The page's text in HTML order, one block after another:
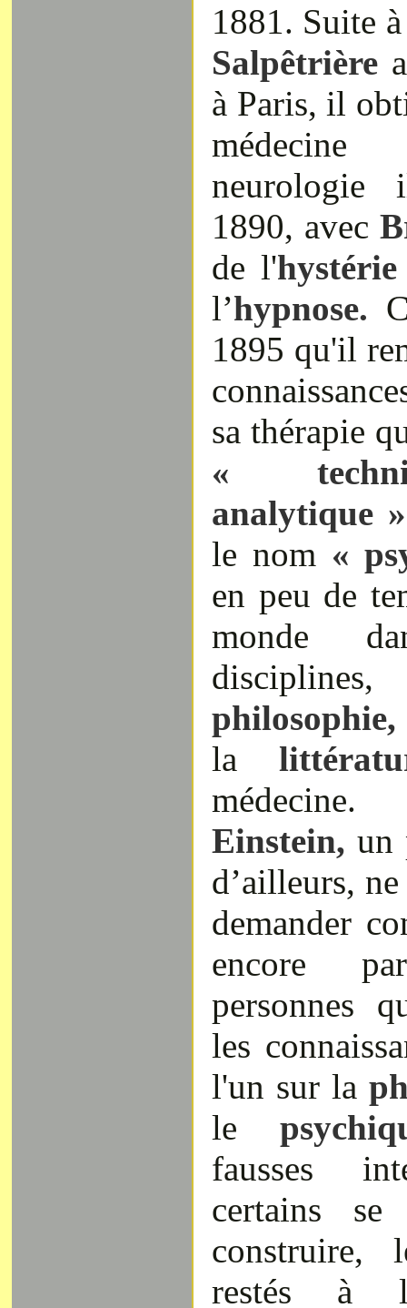
1881. Suite
Salpêtrière
à Paris, il
1890, avec
de l'hystérie
l’hypnose.
1895 qu'il
sa thérapie
«
analytique
le nom «
en peu de
monde
philosophie,
la
Einstein, un
d’ailleurs,
demander
encore
personnes
les
l'un sur la
le
fausses
certains
construire,
restés à